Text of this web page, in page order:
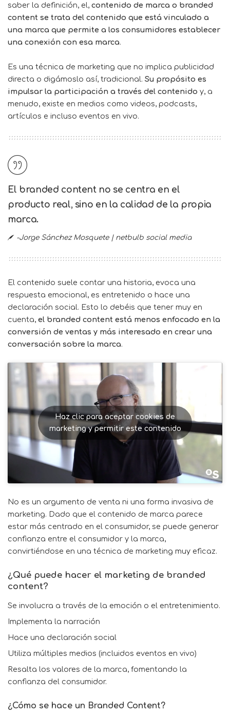
saber la definición, el, contenido de marca o branded
content se trata del contenido que está vinculado a
una marca que permite a los consumidores establecer
una conexión con esa marca.
Es una técnica de marketing que no implica publicidad
directa o digámoslo así, tradicional. Su propósito es
impulsar la participación a través del contenido y, a
menudo, existe en medios como videos, podcasts,
artículos e incluso eventos en vivo.
El branded content no se centra en el
producto real, sino en la calidad de la propia
marca.
-Jorge Sánchez Mosquete | netbulb social media
El contenido suele contar una historia, evoca una
respuesta emocional, es entretenido o hace una
declaración social. Esto lo debéis que tener muy en
cuenta, el branded content está menos enfocado en la
conversión de ventas y más interesado en crear una
conversación sobre la marca.
Haz clic para aceptar cookies de
marketing y permitir este contenido
No es un argumento de venta ni una forma invasiva de
marketing. Dado que el contenido de marca parece
estar más centrado en el consumidor, se puede generar
confianza entre el consumidor y la marca,
convirtiéndose en una técnica de marketing muy eficaz.
¿Qué puede hacer el marketing de branded
content?
Se involucra a través de la emoción o el entretenimiento.
Implementa la narración
Hace una declaración social
Utiliza múltiples medios (incluidos eventos en vivo)
Resalta los valores de la marca, fomentando la
confianza del consumidor.
¿Cómo se hace un Branded Content?